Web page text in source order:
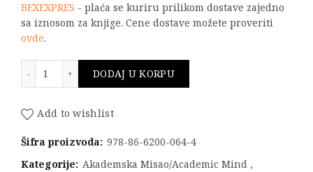
BEXEXPRES - plaća se kuriru prilikom dostave zajedno
sa iznosom za knjige. Cene dostave možete proveriti
ovde.
DODAJ U KORPU
Add to wishlist
Šifra proizvoda: 978-86-6200-064-4
Kategorije: Akademska Misao/Academic Mind ,